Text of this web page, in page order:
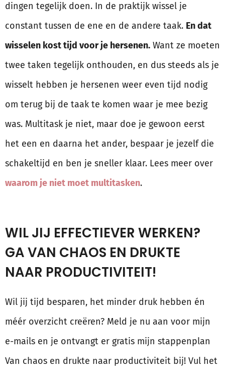
dingen tegelijk doen. In de praktijk wissel je
constant tussen de ene en de andere taak. En dat
wisselen kost tijd voor je hersenen. Want ze moeten
twee taken tegelijk onthouden, en dus steeds als je
wisselt hebben je hersenen weer even tijd nodig
om terug bij de taak te komen waar je mee bezig
was. Multitask je niet, maar doe je gewoon eerst
het een en daarna het ander, bespaar je jezelf die
schakeltijd en ben je sneller klaar. Lees meer over
waarom je niet moet multitasken.
WIL JIJ EFFECTIEVER WERKEN?
GA VAN CHAOS EN DRUKTE
NAAR PRODUCTIVITEIT!
Wil jij tijd besparen, het minder druk hebben én
méér overzicht creëren? Meld je nu aan voor mijn
e-mails en je ontvangt er gratis mijn stappenplan
Van chaos en drukte naar productiviteit bij! Vul het